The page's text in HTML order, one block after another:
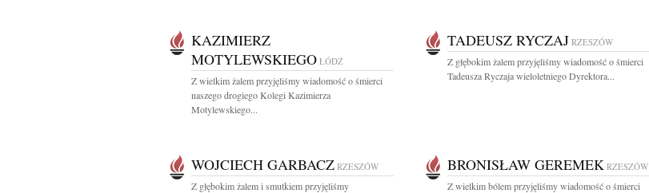
KAZIMIERZ
MOTYLEWSKIEGO ŁÓDŹ
Z wielkim żalem przyjęliśmy wiadomość o śmierci
naszego drogiego Kolegi Kazimierza
Motylewskiego...
TADEUSZ RYCZAJ RZESZÓW
Z głębokim żalem przyjęliśmy wiadomość o śmierci
Tadeusza Ryczaja wieloletniego Dyrektora...
WOJCIECH GARBACZ RZESZÓW
Z głębokim żalem i smutkiem przyjęliśmy
BRONISŁAW GEREMEK RZESZÓW
Z wielkim bólem przyjęliśmy wiadomość o śmierci